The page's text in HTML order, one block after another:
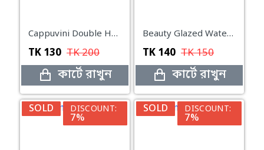
Cappuvini Double Headed Love Lip Balm
TK 130 TK200
কার্টে রাখুন
Beauty Glazed Water Jelly Tint Stick-102
TK 140 TK150
কার্টে রাখুন
SOLD DISCOUNT:
7%
SOLD DISCOUNT:
7%